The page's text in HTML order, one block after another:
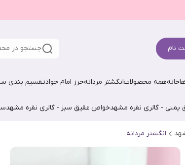
نام جستجو در
خانههمه محصولاتانگشتر مردانهحرز امام جوادتقسیم بندی
- گالری نقره مشهدخواص عقیق سبز - گالری نقره مشهد
انگشتر مردانه